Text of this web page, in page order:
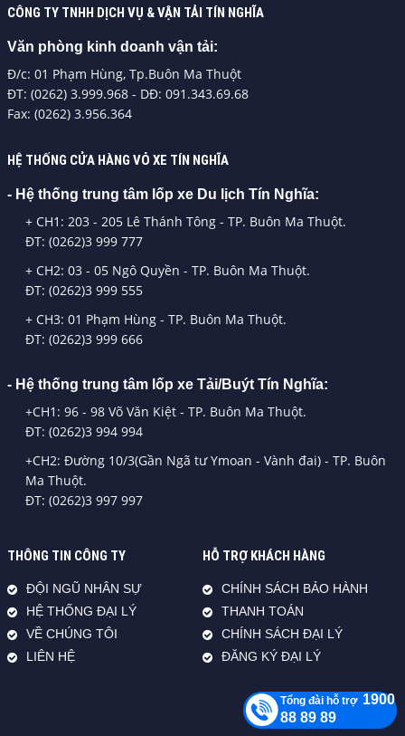
CÔNG TY TNHH DỊCH VỤ & VẬN TẢI TÍN NGHĨA
Văn phòng kinh doanh vận tải:
Đ/c: 01 Phạm Hùng, Tp.Buôn Ma Thuột
ĐT: (0262) 3.999.968 - DĐ: 091.343.69.68
Fax: (0262) 3.956.364
HỆ THỐNG CỬA HÀNG VỎ XE TÍN NGHĨA
- Hệ thống trung tâm lốp xe Du lịch Tín Nghĩa:
+ CH1: 203 - 205 Lê Thánh Tông - TP. Buôn Ma Thuột.
ĐT: (0262)3 999 777
+ CH2: 03 - 05 Ngô Quyền - TP. Buôn Ma Thuột.
ĐT: (0262)3 999 555
+ CH3: 01 Phạm Hùng - TP. Buôn Ma Thuột.
ĐT: (0262)3 999 666
- Hệ thống trung tâm lốp xe Tải/Buýt Tín Nghĩa:
+CH1: 96 - 98 Võ Văn Kiệt - TP. Buôn Ma Thuột.
ĐT: (0262)3 994 994
+CH2: Đường 10/3(Gần Ngã tư Ymoan - Vành đai) - TP. Buôn
Ma Thuột.
ĐT: (0262)3 997 997
THÔNG TIN CÔNG TY
ĐỘI NGŨ NHÂN SỰ
HỆ THỐNG ĐẠI LÝ
VỀ CHÚNG TÔI
LIÊN HỆ
HỖ TRỢ KHÁCH HÀNG
CHÍNH SÁCH BẢO HÀNH
THANH TOÁN
CHÍNH SÁCH ĐẠI LÝ
ĐĂNG KÝ ĐẠI LÝ
Tổng đài hỗ trợ 1900
88 89 89